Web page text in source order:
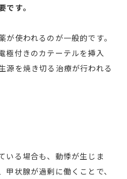
です。
使われるのが一般的です。
極付きのカテーテルを挿入
源を焼き切る治療が行われる
いる場合も、動悸が生じま
甲状腺が過剰に働くことで、